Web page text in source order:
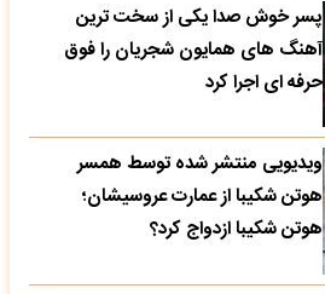
پسر خوش صدا یکی از سخت ترین
آهنگ های همایون شجریان را فوق
حرفه ای اجرا کرد
ویدیویی منتشر شده توسط همسر
هوتن شکیبا از عمارت عروسیشان؛
هوتن شکیبا ازدواج کرد؟